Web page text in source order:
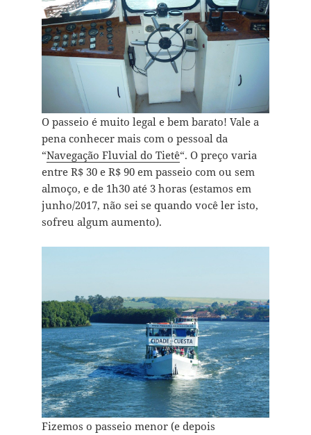
O passeio é muito legal e bem barato! Vale a
pena conhecer mais com o pessoal da
“Navegação Fluvial do Tietê“. O preço varia
entre R$ 30 e R$ 90 em passeio com ou sem
almoço, e de 1h30 até 3 horas (estamos em
junho/2017, não sei se quando você ler isto,
sofreu algum aumento).
Fizemos o passeio menor (e depois